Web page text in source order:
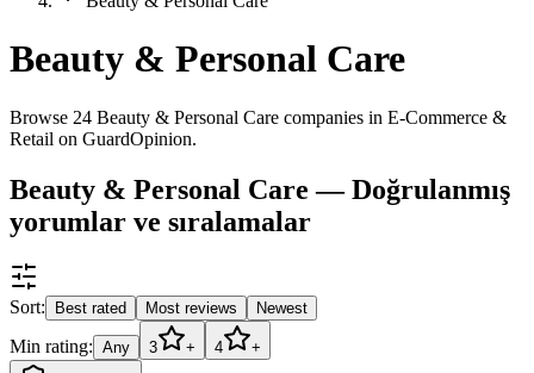
Beauty & Personal Care
Browse 24 Beauty & Personal Care companies in E-Commerce &
Retail on GuardOpinion.
Beauty & Personal Care — Doğrulanmış
yorumlar ve sıralamalar
Sort: Best rated Most reviews Newest
Min rating: Any 3 + 4 +